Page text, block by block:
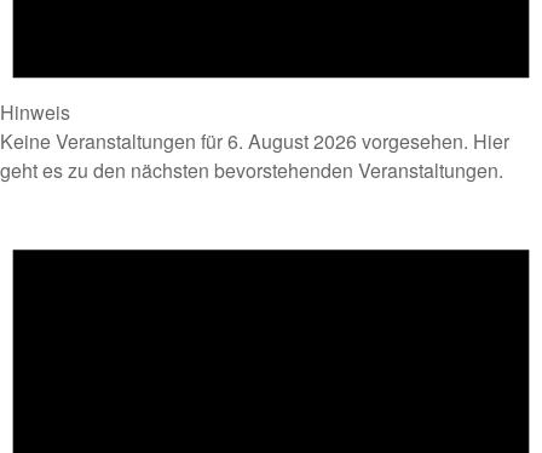
Hinweis
Keine Veranstaltungen für 6. August 2026 vorgesehen. Hier
geht es zu den nächsten bevorstehenden Veranstaltungen.